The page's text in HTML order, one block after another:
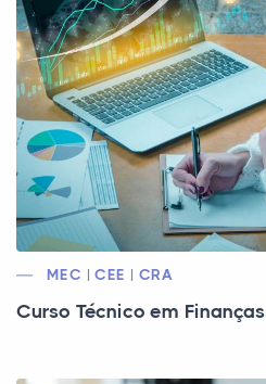
MEC | CEE | CRA
Curso Técnico em Finanças